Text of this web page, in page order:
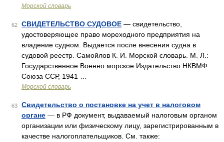
Морской словарь
62 СВИДЕТЕЛЬСТВО СУДОВОЕ — свидетельство,
удостоверяющее право мореходного предприятия на
владение судном. Выдается после внесения судна в
судовой реестр. Самойлов К. И. Морской словарь. М. Л.:
Государственное Военно морское Издательство НКВМФ
Союза ССР, 1941 …
Морской словарь
63
Свидетельство о постановке на учет в налоговом
органе — в РФ документ, выдаваемый налоговым органом
организации или физическому лицу, зарегистрированным в
качестве налогоплательщиков. См. также: